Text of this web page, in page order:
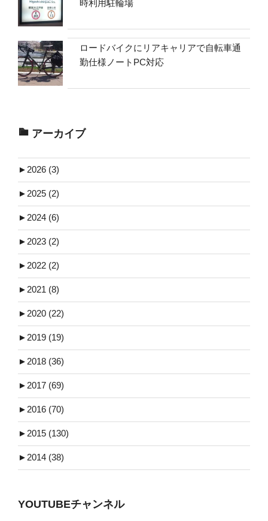
時利用駐輪場
ロードバイクにリアキャリアで自転車通
勤仕様ノートPC対応
アーカイブ
► 2026 (3)
► 2025 (2)
► 2024 (6)
► 2023 (2)
► 2022 (2)
► 2021 (8)
► 2020 (22)
► 2019 (19)
► 2018 (36)
► 2017 (69)
► 2016 (70)
► 2015 (130)
► 2014 (38)
YOUTUBEチャンネル